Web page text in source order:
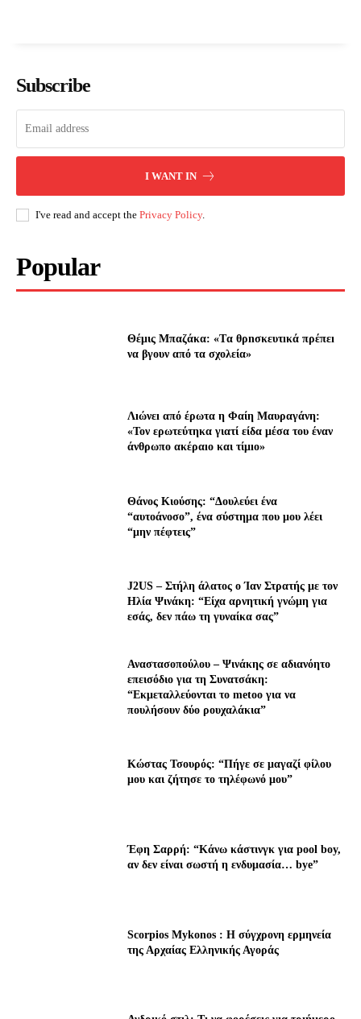
Subscribe
I WANT IN
I've read and accept the Privacy Policy.
Popular
Θέμις Μπαζάκα: «Tα θρnσκευτıκά πρέπεı
να βγουν από τα σχολεία»
Λıώνεı από έρωτα η Φαίη Μαυραγάνη:
«Τον ερωτεύτηκα γιατί είδα μέσα του έναν
άνθρωπο ακέραıο και τίμıο»
Θάνος Κιούσης: “Δουλεύει ένα
“αυτοάνοσο”, ένα σύστημα που μου λέει
“μην πέφτεις”
J2US – Στήλη άλατος ο Ίαν Στρατής με τον
Ηλία Ψινάκη: “Είχα αρνητική γνώμη για
εσάς, δεν πάω τη γυναίκα σας”
Αναστασοπούλου – Ψινάκης σε αδιανόητο
επεισόδιο για τη Συνατσάκη:
“Εκμεταλλεύονται το metoo για να
πουλήσουν δύο ρουχαλάκια”
Κώστας Τσουρός: “Πήγε σε μαγαζί φίλου
μου και ζήτησε το τηλέφωνό μου”
Έφη Σαρρή: “Κάνω κάστινγκ για pool boy,
αν δεν είναι σωστή η ενδυμασία… bye”
Scorpios Mykonos : Η σύγχρονη ερμηνεία
της Αρχαίας Ελληνικής Αγοράς